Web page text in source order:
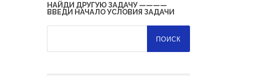
НАЙДИ ДРУГУЮ ЗАДАЧУ ————
ВВЕДИ НАЧАЛО УСЛОВИЯ ЗАДАЧИ
Найти: